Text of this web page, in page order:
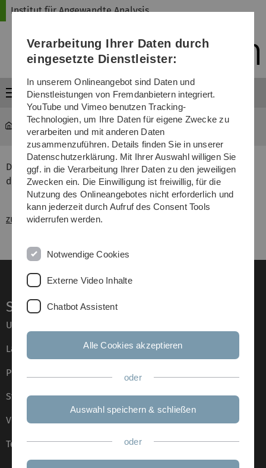
Direkt
Direkt
Direkt
(Sprache,
Drucken,
Media)
Direkt
Direkt
Institut für Angewandte Analysis
Menü
Feedback
Die anonyme Feedback-Funktion wurde am 1.5.2015
deaktiviert.
zurück zur Vorlesungsseite
Service
Universität von A–Z
Lagepläne
Presse
Stellenangebote
Veranstaltungskalender
Telefonverzeichnis
Verarbeitung Ihrer Daten durch
eingesetzte Dienstleister:
In unserem Onlineangebot sind Daten und
Dienstleistungen von Fremdanbietern integriert.
YouTube und Vimeo benutzen Tracking-
Technologien, um Ihre Daten für eigene Zwecke zu
verarbeiten und mit anderen Daten
zusammenzuführen. Details finden Sie in unserer
Datenschutzerklärung. Mit Ihrer Auswahl willigen Sie
ggf. in die Verarbeitung Ihrer Daten zu den jeweiligen
Zwecken ein. Die Einwilligung ist freiwillig, für die
Nutzung des Onlineangebotes nicht erforderlich und
kann jederzeit durch Aufruf des Consent Tools
widerrufen werden.
Notwendige Cookies
Externe Video Inhalte
Chatbot Assistent
Alle Cookies akzeptieren
oder
Auswahl speichern & schließen
oder